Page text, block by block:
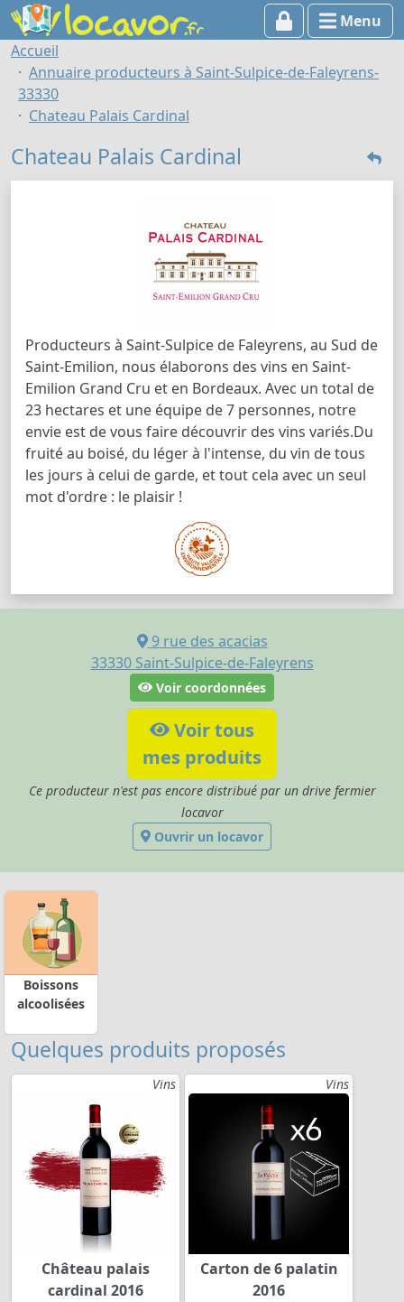
Menu
Accueil
Annuaire producteurs à Saint-Sulpice-de-Faleyrens-
33330
Chateau Palais Cardinal
Chateau Palais Cardinal
Producteurs à Saint-Sulpice de Faleyrens, au Sud de
Saint-Emilion, nous élaborons des vins en Saint-
Emilion Grand Cru et en Bordeaux. Avec un total de
23 hectares et une équipe de 7 personnes, notre
envie est de vous faire découvrir des vins variés.Du
fruité au boisé, du léger à l'intense, du vin de tous
les jours à celui de garde, et tout cela avec un seul
mot d'ordre : le plaisir !
9 rue des acacias
33330 Saint-Sulpice-de-Faleyrens
Voir coordonnées
Voir tous
mes produits
Ce producteur n'est pas encore distribué par un drive fermier
locavor
Ouvrir un locavor
Boissons
alcoolisées
Quelques produits proposés
Vins
Château palais
cardinal 2016
Vins
Carton de 6 palatin
2016